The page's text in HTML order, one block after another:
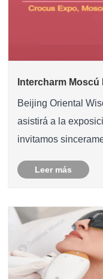
Intercharm
Beijing Oriental
asistirá a la
invitamos
Leer más